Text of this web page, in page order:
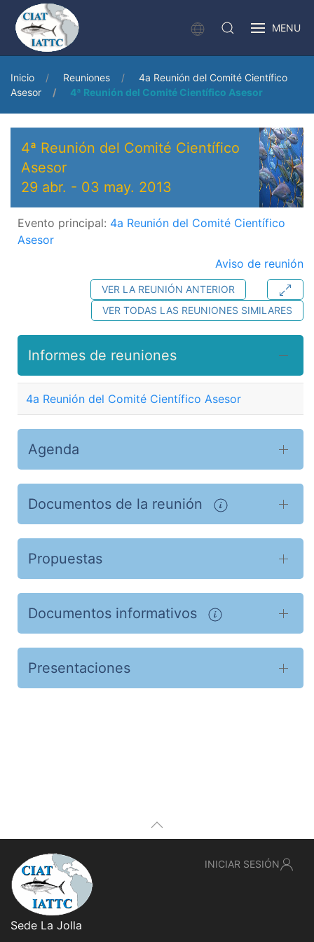
MENU
Inicio Reuniones
4a Reunión del Comité Científico
Asesor
4ª Reunión del Comité Científico Asesor
4ª Reunión del Comité Científico
Asesor
29 abr. - 03 may. 2013
Evento principal: 4a Reunión del Comité Científico
Asesor
Aviso de reunión
VER LA REUNIÓN ANTERIOR
VER TODAS LAS REUNIONES SIMILARES
Informes de reuniones
4a Reunión del Comité Científico Asesor
Agenda
Documentos de la reunión
Propuestas
Documentos informativos
Presentaciones
Sede La Jolla
INICIAR SESIÓN